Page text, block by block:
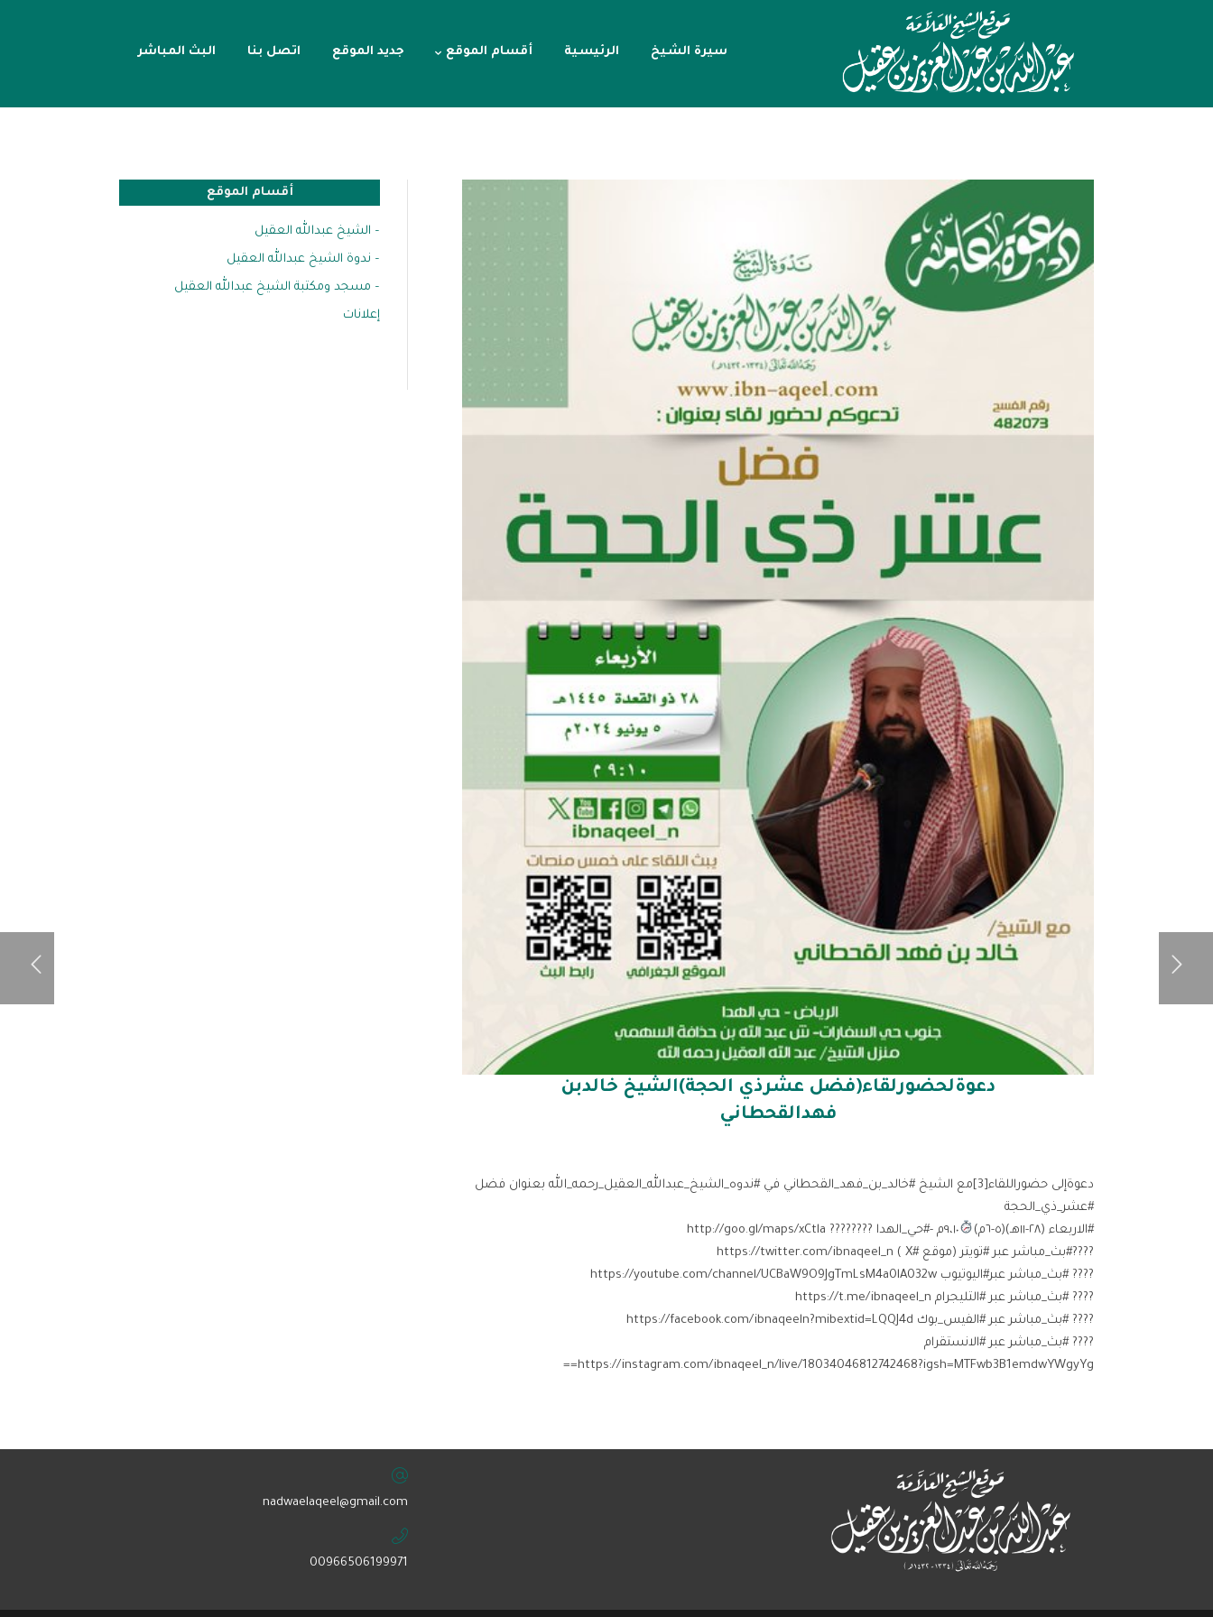
سيرة الشيخ الرئيسية أقسام الموقع جديد الموقع اتصل بنا البث المباشر
دعوةلحضورلقاء(فضل عشرذي الحجة)الشيخ خالدبن
فهدالقحطاني
دعوةإلى حضوراللقاء[3]مع الشيخ #خالد_بن_فهد_القحطاني في ⁧#ندوه_الشيخ_عبدالله_العقيل_رحمه_الله بعنوان فضل
#عشر_ذي_الحجة
#الاربعاء⁩ (٢٨-١١هـ)(٥-٦م)
٩،١٠م -#حي_الهدا ⁧⁩???????? ⁦http://goo.gl/maps/xCtla⁩
????#بث_مباشر عبر #تويتر (موقع #X ) https://twitter.com/ibnaqeel_n
???? #بث_مباشر عبر#اليوتيوب https://youtube.com/channel/UCBaW9O9JgTmLsM4a0lA032w
???? #بث_مباشر عبر #التليجرام https://t.me/ibnaqeel_n
???? #بث_مباشر عبر #الفيس_بوك https://facebook.com/ibnaqeeln?mibextid=LQQJ4d ⁩
???? #بث_مباشر عبر #الانستقرام
https://instagram.com/ibnaqeel_n/live/18034046812742468?igsh=MTFwb3B1emdwYWgyYg==
أقسام الموقع
– الشيخ عبدالله العقيل
– ندوة الشيخ عبدالله العقيل
– مسجد ومكتبة الشيخ عبدالله العقيل
إعلانات
‏nadwaelaqeel@gmail.com
00966506199971